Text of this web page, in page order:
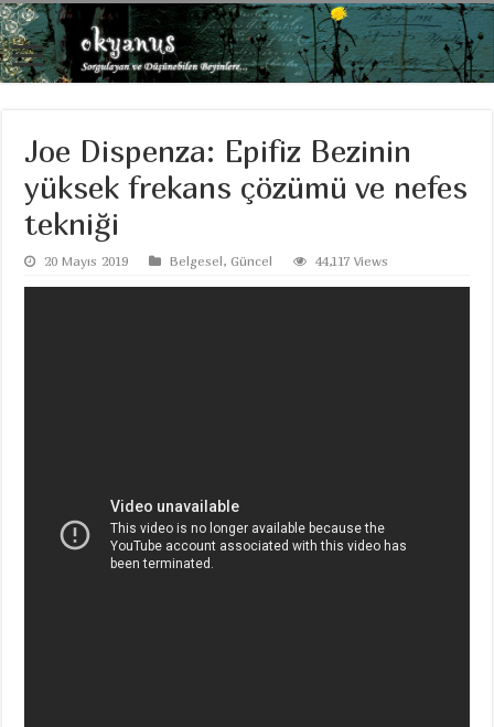
Joe Dispenza: Epifiz Bezinin
yüksek frekans çözümü ve nefes
tekniği
20 Mayıs 2019 Belgesel,Güncel 44,117 Views